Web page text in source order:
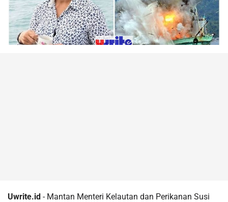
Uwrite.id - Mantan Menteri Kelautan dan Perikanan Susi